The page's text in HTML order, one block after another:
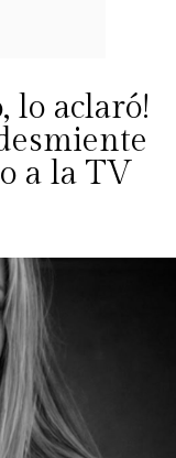
lo aclaró!
a la TV